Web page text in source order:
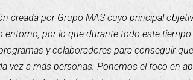
creada por Grupo MAS cuyo principal
entorno, por lo que durante todo este
y colaboradores para conseguir
vez a más personas. Ponemos el foco en